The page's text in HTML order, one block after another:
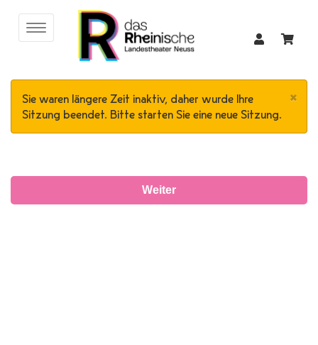
×
Sie waren längere Zeit inaktiv, daher wurde Ihre
Sitzung beendet. Bitte starten Sie eine neue Sitzung.
Weiter